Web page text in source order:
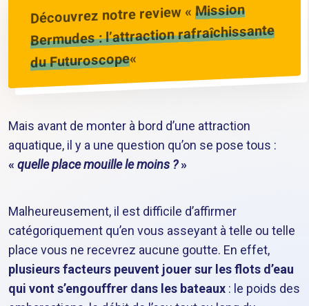
Découvrez notre review « Mission
Bermudes : l’attraction rafraîchissante
du Futuroscope«
Mais avant de monter à bord d’une attraction
aquatique, il y a une question qu’on se pose tous :
« quelle place mouille le moins ?»
Malheureusement, il est difficile d’affirmer
catégoriquement qu’en vous asseyant à telle ou telle
place vous ne recevrez aucune goutte. En effet,
plusieurs facteurs peuvent jouer sur les flots d’eau
qui vont s’engouffrer dans les bateaux : le poids des